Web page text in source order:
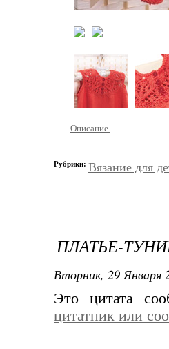
Описание.
Рубрики: Вязание для
ПЛАТЬЕ-
Вторник, 29 Января
Это цитата
цитатник или